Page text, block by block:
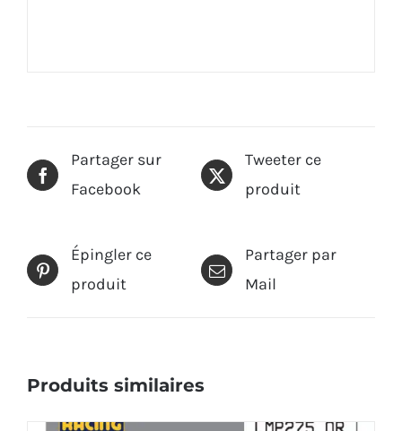
Partager sur
Facebook
Tweeter ce
produit
Épingler ce
produit
Partager par
Mail
Produits similaires